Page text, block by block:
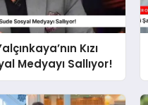
Kızı
Medyayı Sallıyor!